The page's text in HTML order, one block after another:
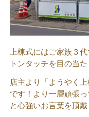
上棟式にはご家族３
トンタッチを目の当た
店主より「ようやく
です！より一層頑張
と心強いお言葉を頂戴